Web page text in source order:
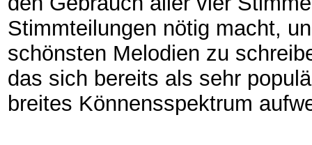
Stimmteilungen nötig macht,
schönsten Melodien zu
das sich bereits als sehr
breites Könnensspektrum